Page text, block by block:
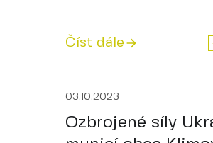
Číst dále
03.10.2023
Ozbrojené síly